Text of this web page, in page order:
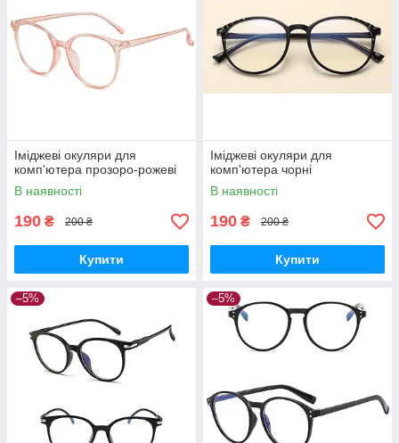
Іміджеві окуляри для
комп'ютера прозоро-рожеві
В наявності
190 ₴ 200 ₴
Купити
Іміджеві окуляри для
комп'ютера чорні
В наявності
190 ₴ 200 ₴
Купити
–5% –5%